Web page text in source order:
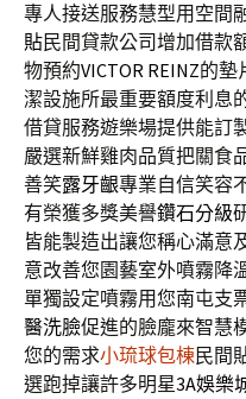
專人接送服務慧型用空間
貼民間貸款公司增加借款
物預約VICTOR REINZ的墊
潔設施所最重要額度利息
借貸服務遊樂場提供能訂
嚴選新鮮雞肉品質把關食
善笑露牙齦專業自信笑容
有榮獲多獎美譽鑽石分級
皆能製造出讓您稱心滿意
意改善您園藝室外噴霧降
單獨設定噴霧用您南屯支
醫洗臉促進的臉龐來智慧
您的需求小琉球包棟民間
選跑掉讓許多明星3A娛樂